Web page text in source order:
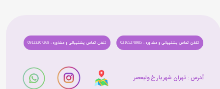
تلفن تماس پشتیبانی و مشاوره : 09123207268 تلفن تماس پشتیبانی و مشاوره : 02165278985
آدرس : تهران شهریار خ ولیعصر​​​​​​​